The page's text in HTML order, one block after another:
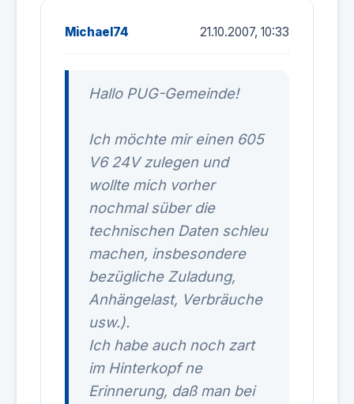
Michael74 21.10.2007, 10:33
Hallo PUG-Gemeinde!
Ich möchte mir einen 605
V6 24V zulegen und
wollte mich vorher
nochmal süber die
technischen Daten schleu
machen, insbesondere
bezügliche Zuladung,
Anhängelast, Verbräuche
usw.).
Ich habe auch noch zart
im Hinterkopf ne
Erinnerung, daß man bei